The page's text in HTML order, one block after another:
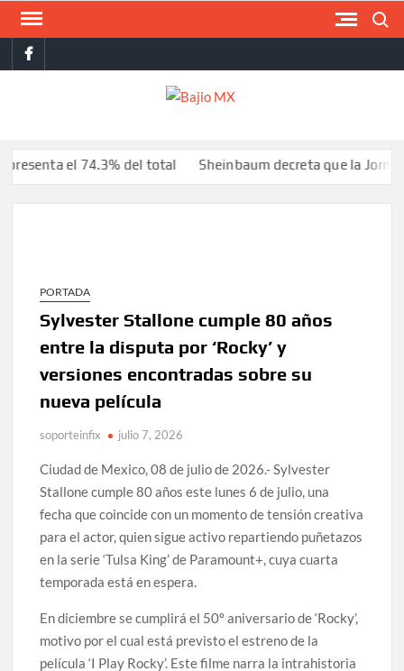
Saltar
contenidofacebook
el 74.3% del total Sheinbaum decreta que la Jornada de
PORTADA
Sylvester Stallone cumple 80 años
entre la disputa por ‘Rocky’ y
versiones encontradas sobre su
nueva película
soporteinfix julio 7, 2026
Ciudad de Mexico, 08 de julio de 2026.- Sylvester
Stallone cumple 80 años este lunes 6 de julio, una
fecha que coincide con un momento de tensión creativa
para el actor, quien sigue activo repartiendo puñetazos
en la serie ‘Tulsa King’ de Paramount+, cuya cuarta
temporada está en espera.
En diciembre se cumplirá el 50º aniversario de ‘Rocky’,
motivo por el cual está previsto el estreno de la
película ‘I Play Rocky’. Este filme narra la intrahistoria